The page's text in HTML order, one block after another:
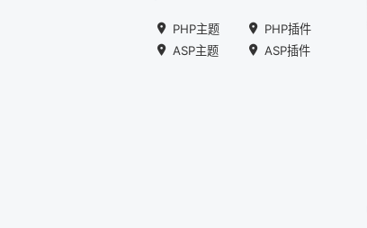
PHP主题
PHP插件
ASP主题
ASP插件